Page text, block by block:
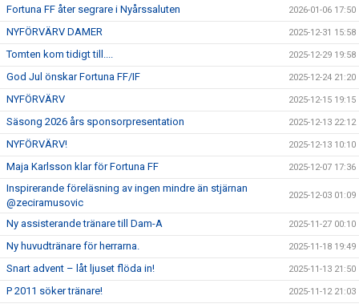
Fortuna FF åter segrare i Nyårssaluten 2026-01-06 17:50
NYFÖRVÄRV DAMER 2025-12-31 15:58
Tomten kom tidigt till.... 2025-12-29 19:58
God Jul önskar Fortuna FF/IF 2025-12-24 21:20
NYFÖRVÄRV 2025-12-15 19:15
Säsong 2026 års sponsorpresentation 2025-12-13 22:12
NYFÖRVÄRV! 2025-12-13 10:10
Maja Karlsson klar för Fortuna FF 2025-12-07 17:36
Inspirerande föreläsning av ingen mindre än stjärnan
@zeciramusovic
2025-12-03 01:09
Ny assisterande tränare till Dam-A 2025-11-27 00:10
Ny huvudtränare för herrarna. 2025-11-18 19:49
Snart advent – låt ljuset flöda in! 2025-11-13 21:50
P 2011 söker tränare! 2025-11-12 21:03